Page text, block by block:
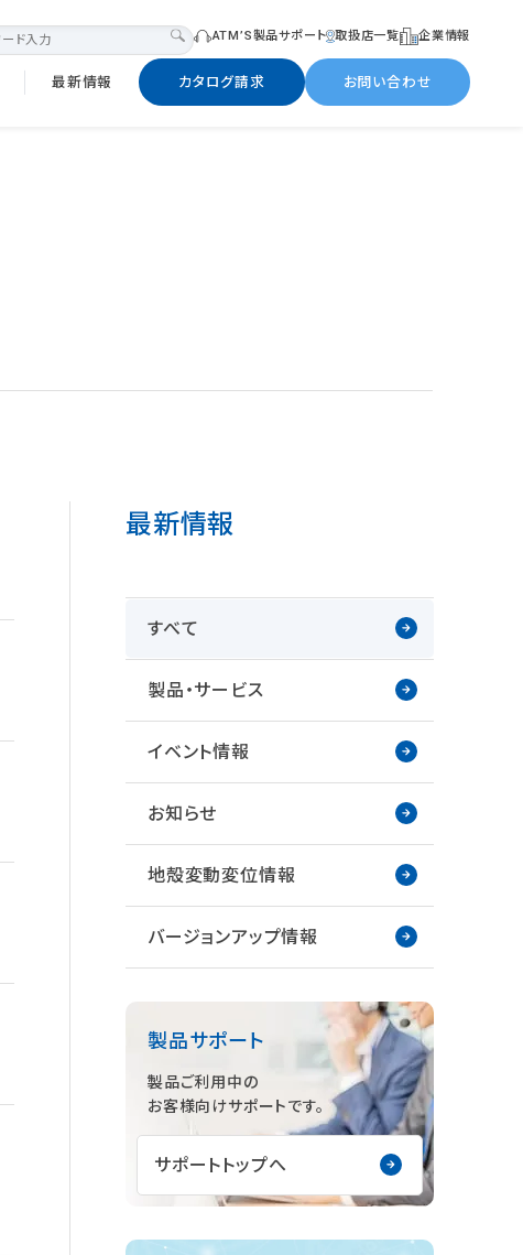
ATM’S製品サポート 取扱店一覧 企業情報
最新情報 カタログ請求 お問い合わせ
最新情報
すべて
製品・サービス
イベント情報
お知らせ
地殻変動変位情報
バージョンアップ情報
製品サポート
製品ご利用中の
お客様向けサポートです。
サポートトップへ